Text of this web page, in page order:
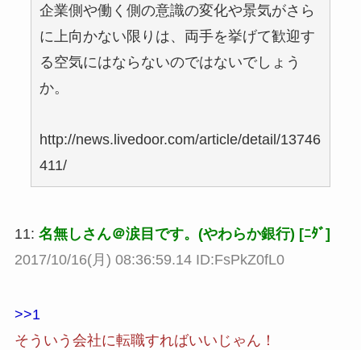
企業側や働く側の意識の変化や景気がさら
に上向かない限りは、両手を挙げて歓迎す
る空気にはならないのではないでしょう
か。
http://news.livedoor.com/article/detail/13746
411/
11: 名無しさん＠涙目です。(やわらか銀行) [ﾆﾀﾞ]
2017/10/16(月) 08:36:59.14 ID:FsPkZ0fL0
>>1
そういう会社に転職すればいいじゃん！